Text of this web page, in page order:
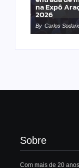
na Expô
2026
By Carlos
Sobre
Com mais de 20